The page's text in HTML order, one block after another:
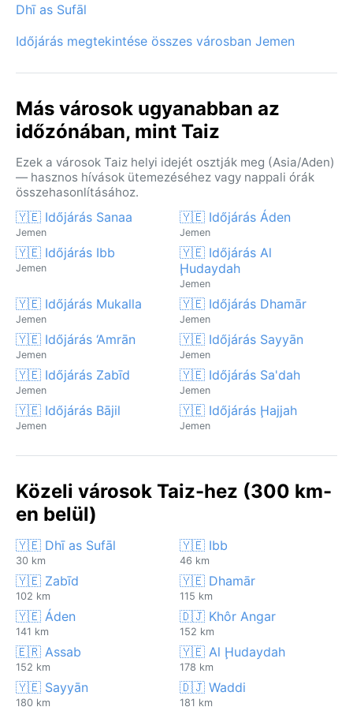
Dhī as Sufāl
Időjárás megtekintése összes városban Jemen
Más városok ugyanabban az
időzónában, mint Taiz
Ezek a városok Taiz helyi idejét osztják meg (Asia/Aden)
— hasznos hívások ütemezéséhez vagy nappali órák
összehasonlításához.
🇾🇪 Időjárás Sanaa
Jemen
🇾🇪 Időjárás Áden
Jemen
🇾🇪 Időjárás Ibb
Jemen
🇾🇪 Időjárás Al
Ḩudaydah
Jemen
🇾🇪 Időjárás Mukalla
Jemen
🇾🇪 Időjárás Dhamār
Jemen
🇾🇪 Időjárás ‘Amrān
Jemen
🇾🇪 Időjárás Sayyān
Jemen
🇾🇪 Időjárás Zabīd
Jemen
🇾🇪 Időjárás Sa'dah
Jemen
🇾🇪 Időjárás Bājil
Jemen
🇾🇪 Időjárás Ḩajjah
Jemen
Közeli városok Taiz-hez (300 km-
en belül)
🇾🇪 Dhī as Sufāl
30 km
🇾🇪 Ibb
46 km
🇾🇪 Zabīd
102 km
🇾🇪 Dhamār
115 km
🇾🇪 Áden
141 km
🇩🇯 Khôr Angar
152 km
🇪🇷 Assab
152 km
🇾🇪 Al Ḩudaydah
178 km
🇾🇪 Sayyān
180 km
🇩🇯 Waddi
181 km